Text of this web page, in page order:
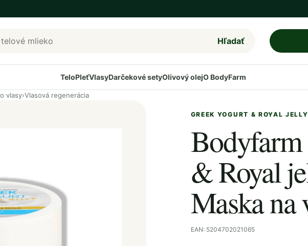
Hľadať
TeloPleťVlasyDarčekové setyOlivový olejO BodyFarm
vlasy›Vlasová regenerácia
GREEK YOGURT & ROYAL
& Royal
Maska na
EAN: 5204702021065